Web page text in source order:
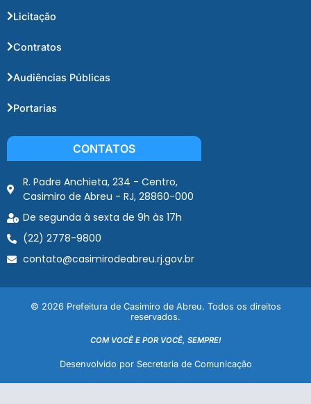
Licitação
Contratos
Audiências Públicas
Portarias
CONTATOS
R. Padre Anchieta, 234 - Centro,
Casimiro de Abreu - RJ, 28860-000
De segunda à sexta de 9h às 17h
(22) 2778-9800
contato@casimirodeabreu.rj.gov.br
© 2026 Prefeitura de Casimiro de Abreu. Todos os direitos
reservados.
COM VOCÊ E POR VOCÊ, SEMPRE!
Desenvolvido por Secretaria de Comunicação